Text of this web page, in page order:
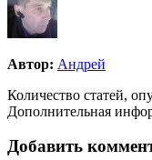
Автор: Андрей
Количество статей,
Дополнительная
Добавить